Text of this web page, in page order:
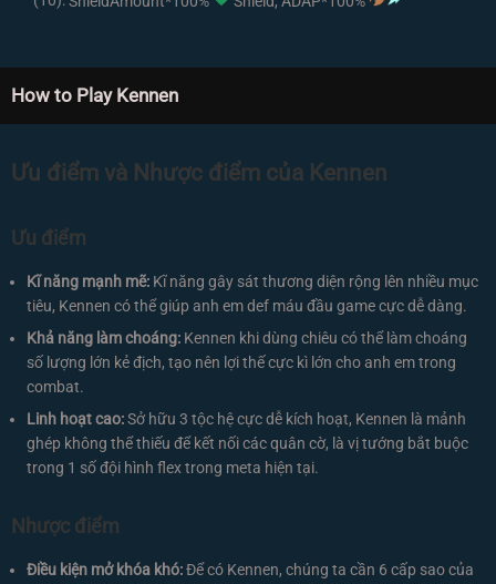
How to Play Kennen
Ưu điểm và Nhược điểm của Kennen
Ưu điểm
Kĩ năng mạnh mẽ: Kĩ năng gây sát thương diện rộng lên nhiều mục
tiêu, Kennen có thể giúp anh em def máu đầu game cực dễ dàng.
Khả năng làm choáng: Kennen khi dùng chiêu có thể làm choáng
số lượng lớn kẻ địch, tạo nên lợi thế cực kì lớn cho anh em trong
combat.
Linh hoạt cao:Sở hữu 3 tộc hệ cực dễ kích hoạt, Kennen là mảnh
ghép không thể thiếu để kết nối các quân cờ, là vị tướng bắt buộc
trong 1 số đội hình flex trong meta hiện tại.
Nhược điểm
Điều kiện mở khóa khó:Để có Kennen, chúng ta cần 6 cấp sao của